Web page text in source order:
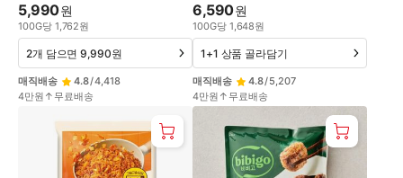
5,990원
100G당 1,762원
매직배송 4.8/4,418
4만원↑무료배송
2개 담으면 9,990원
6,590원
100G당 1,648원
매직배송 4.8/5,207
4만원↑무료배송
1+1 상품 골라담기